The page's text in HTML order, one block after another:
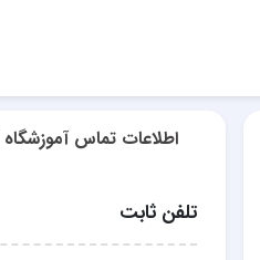
اطلاعات تماس آموزشگاه
تلفن ثابت